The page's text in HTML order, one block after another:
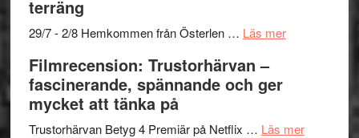
–
och
lättsam
terräng
29/7 - 2/8 Hemkommen från Österlen … Läs merom
2026
Filmrecension: Trustorhärvan –
fascinerande, spännande och ger
mycket att tänka på
Trustorhärvan Betyg 4 Premiär på Netflix … Läs merom